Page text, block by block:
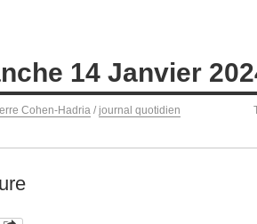
14 Janvier
Cohen-Hadria / journal quotidien